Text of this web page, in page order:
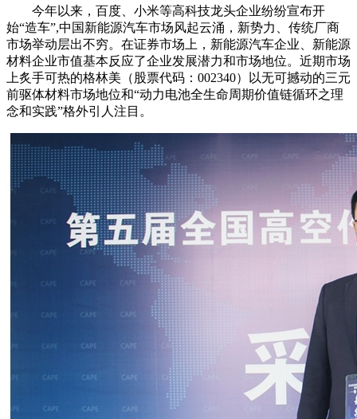
今年以来，百度、小米等高科技龙头企业纷纷宣布开
始“造车”,中国新能源汽车市场风起云涌，新势力、传统厂商
市场举动层出不穷。在证券市场上，新能源汽车企业、新能源
材料企业市值基本反应了企业发展潜力和市场地位。近期市场
上炙手可热的格林美（股票代码：002340）以无可撼动的三元
前驱体材料市场地位和“动力电池全生命周期价值链循环之理
念和实践”格外引人注目。